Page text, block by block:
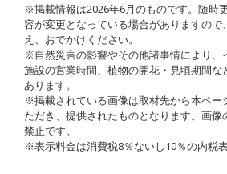
※掲載情報は2026年6月のものです。随時
容が変更となっている場合がありますので
え、おでかけください。
※自然災害の影響やその他諸事情により、
施設の営業時間、植物の開花・見頃期間な
あります。
※掲載されている画像は取材先から本ペー
ただき、提供されたものとなります。画像
禁止です。
※表示料金は消費税8％ないし10％の内税表